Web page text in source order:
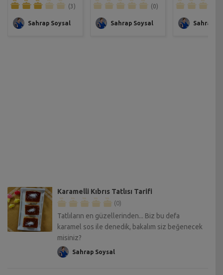
(3)
Sahrap Soysal
(0)
Sahrap Soysal Sahrap
Karamelli Kıbrıs Tatlısı Tarifi
(0)
Tatlıların en güzellerinden... Biz bu defa
karamel sos ile denedik, bakalım siz beğenecek
misiniz?
Sahrap Soysal